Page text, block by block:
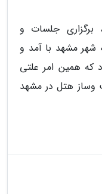
برگزاری جلسات و
مشهد با آمد و
که همین امر علتی
وساز هتل در مشهد